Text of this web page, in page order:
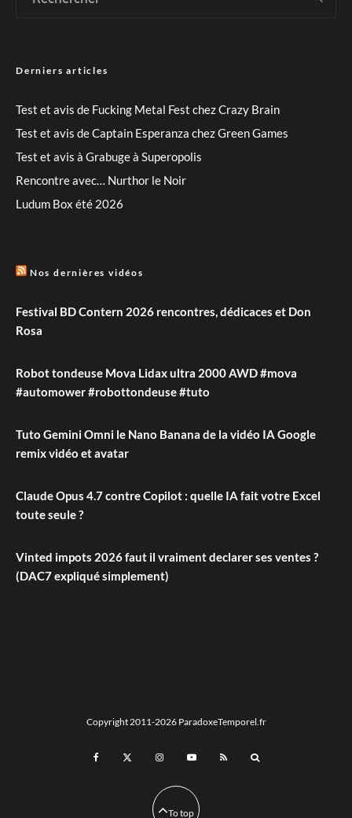
Derniers articles
Test et avis de Fucking Metal Fest chez Crazy Brain
Test et avis de Captain Esperanza chez Green Games
Test et avis à Grabuge à Superopolis
Rencontre avec… Nurthor le Noir
Ludum Box été 2026
Nos dernières vidéos
Festival BD Contern 2026 rencontres, dédicaces et Don
Rosa
Robot tondeuse Mova Lidax ultra 2000 AWD #mova
#automower #robottondeuse #tuto
Tuto Gemini Omni le Nano Banana de la vidéo IA Google
remix vidéo et avatar
Claude Opus 4.7 contre Copilot : quelle IA fait votre Excel
toute seule ?
Vinted impots 2026 faut il vraiment declarer ses ventes ?
(DAC7 expliqué simplement)
Copyright 2011-2026 ParadoxeTemporel.fr
To top